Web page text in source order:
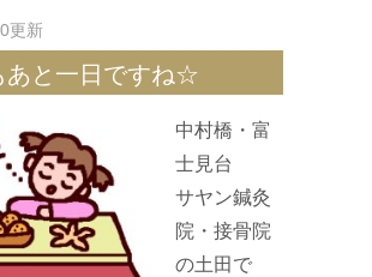
更新
あと一日ですね☆
中村橋・富
士見台
サヤン鍼灸
院・接骨院
の土田で